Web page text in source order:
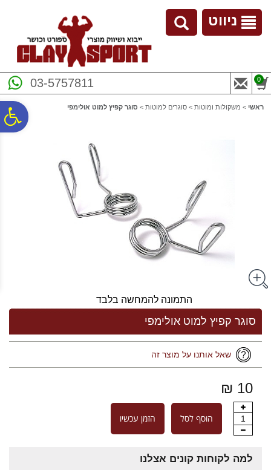
נגישות
ניווט
03-5757811 0
ראשי > משקולות ומוטות > סוגרים למוטות > סוגר קפיץ למוט אולימפי
התמונה להמחשה בלבד
סוגר קפיץ למוט אולימפי
שאל אותנו על מוצר זה
10 ₪
1 הוסף לסל הזמן עכשיו
למה לקוחות קונים אצלנו